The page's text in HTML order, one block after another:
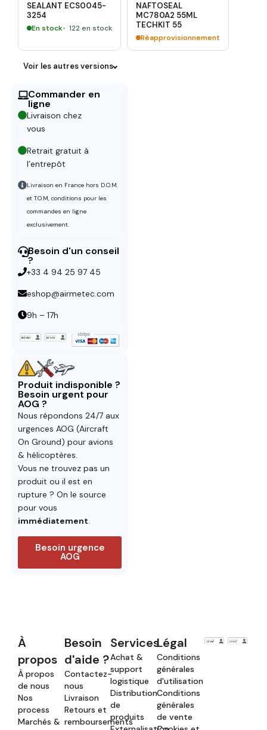
SEALANT ECS0045-
3254
En stock 122 en stock
NAFTOSEAL
MC780A2 55ML
TECHKIT 55
Réapprovisionnement
Voir les autres versions
Commander en
ligne
Livraison chez
vous
Retrait gratuit à
l’entrepôt
Livraison en France hors D.O.M.
et T.O.M, conditions pour les
commandes en ligne
exclusivement.
Besoin d'un conseil
?
+33 4 94 25 97 45
eshop@airmetec.com
9h – 17h
Produit indisponible ?
Besoin urgent pour
AOG ?
Nous répondons 24/7 aux
urgences AOG (Aircraft
On Ground) pour avions
& hélicoptères.
Vous ne trouvez pas un
produit ou il est en
rupture ? On le source
pour vous
immédiatement.
Besoin urgence
AOG
À
propos
À propos
de nous
Nos
process
Marchés &
Besoin
d'aide ?
Contactez-
nous
Livraison
Retours et
remboursements
Services
Achat &
support
logistique
Distribution
de
produits
Légal
Conditions
générales
d'utilisation
Conditions
générales
de vente